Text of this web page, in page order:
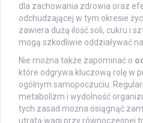
dla zachowania zdrowia oraz
odchudzającej w tym okresie
zawiera dużą ilość soli, cukru i
mogą szkodliwie oddziaływać
Nie można także zapominać o
które odgrywa kluczową rolę w
ogólnym samopoczuciu.
metabolizm i wydolność
tych zasad można osiągnąć
utratą wagi przy równoczesnej